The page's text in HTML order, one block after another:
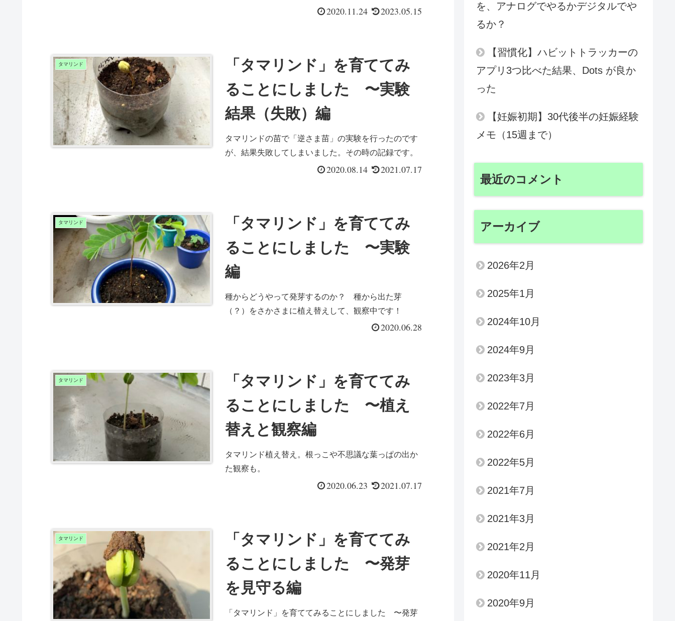
2020.11.24 2023.05.15
タマリンド
「タマリンド」を育ててみ
ることにしました 〜実験
結果（失敗）編
タマリンドの苗で「逆さま苗」の実験を行ったのです
が、結果失敗してしまいました。その時の記録です。
2020.08.14 2021.07.17
タマリンド
「タマリンド」を育ててみ
ることにしました 〜実験
編
種からどうやって発芽するのか？ 種から出た芽
（？）をさかさまに植え替えして、観察中です！
2020.06.28
タマリンド
「タマリンド」を育ててみ
ることにしました 〜植え
替えと観察編
タマリンド植え替え。根っこや不思議な葉っぱの出か
た観察も。
2020.06.23 2021.07.17
タマリンド
「タマリンド」を育ててみ
ることにしました 〜発芽
を見守る編
「タマリンド」を育ててみることにしました 〜発芽
を、アナログでやるかデジタルでや
るか？
【習慣化】ハビットトラッカーの
アプリ3つ比べた結果、Dots が良か
った
【妊娠初期】30代後半の妊娠経験
メモ（15週まで）
最近のコメント
アーカイブ
2026年2月
2025年1月
2024年10月
2024年9月
2023年3月
2022年7月
2022年6月
2022年5月
2021年7月
2021年3月
2021年2月
2020年11月
2020年9月